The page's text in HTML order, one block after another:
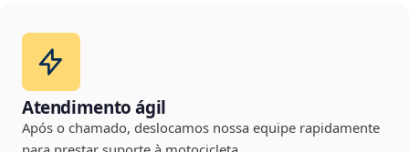
Atendimento ágil
Após o chamado, deslocamos nossa equipe rapidamente